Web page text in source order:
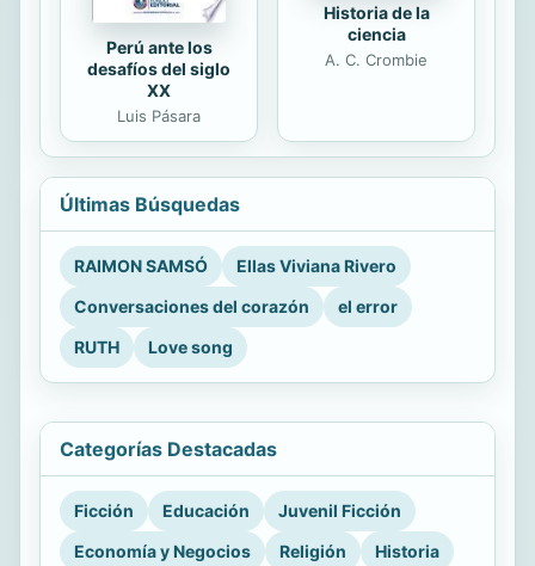
Perú ante los
desafíos del siglo
XX
Luis Pásara
Historia de la
ciencia
A. C. Crombie
Últimas Búsquedas
RAIMON SAMSÓ
Ellas Viviana Rivero
Conversaciones del corazón
el error
RUTH
Love song
Categorías Destacadas
Ficción Educación
Juvenil Ficción
Economía y Negocios
Religión Historia